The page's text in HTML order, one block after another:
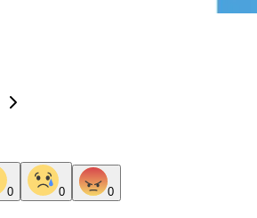
0 0 0